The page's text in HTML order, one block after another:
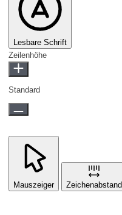
Lesbare Schrift
Zeilenhöhe
Standard
Mauszeiger Zeichenabstand